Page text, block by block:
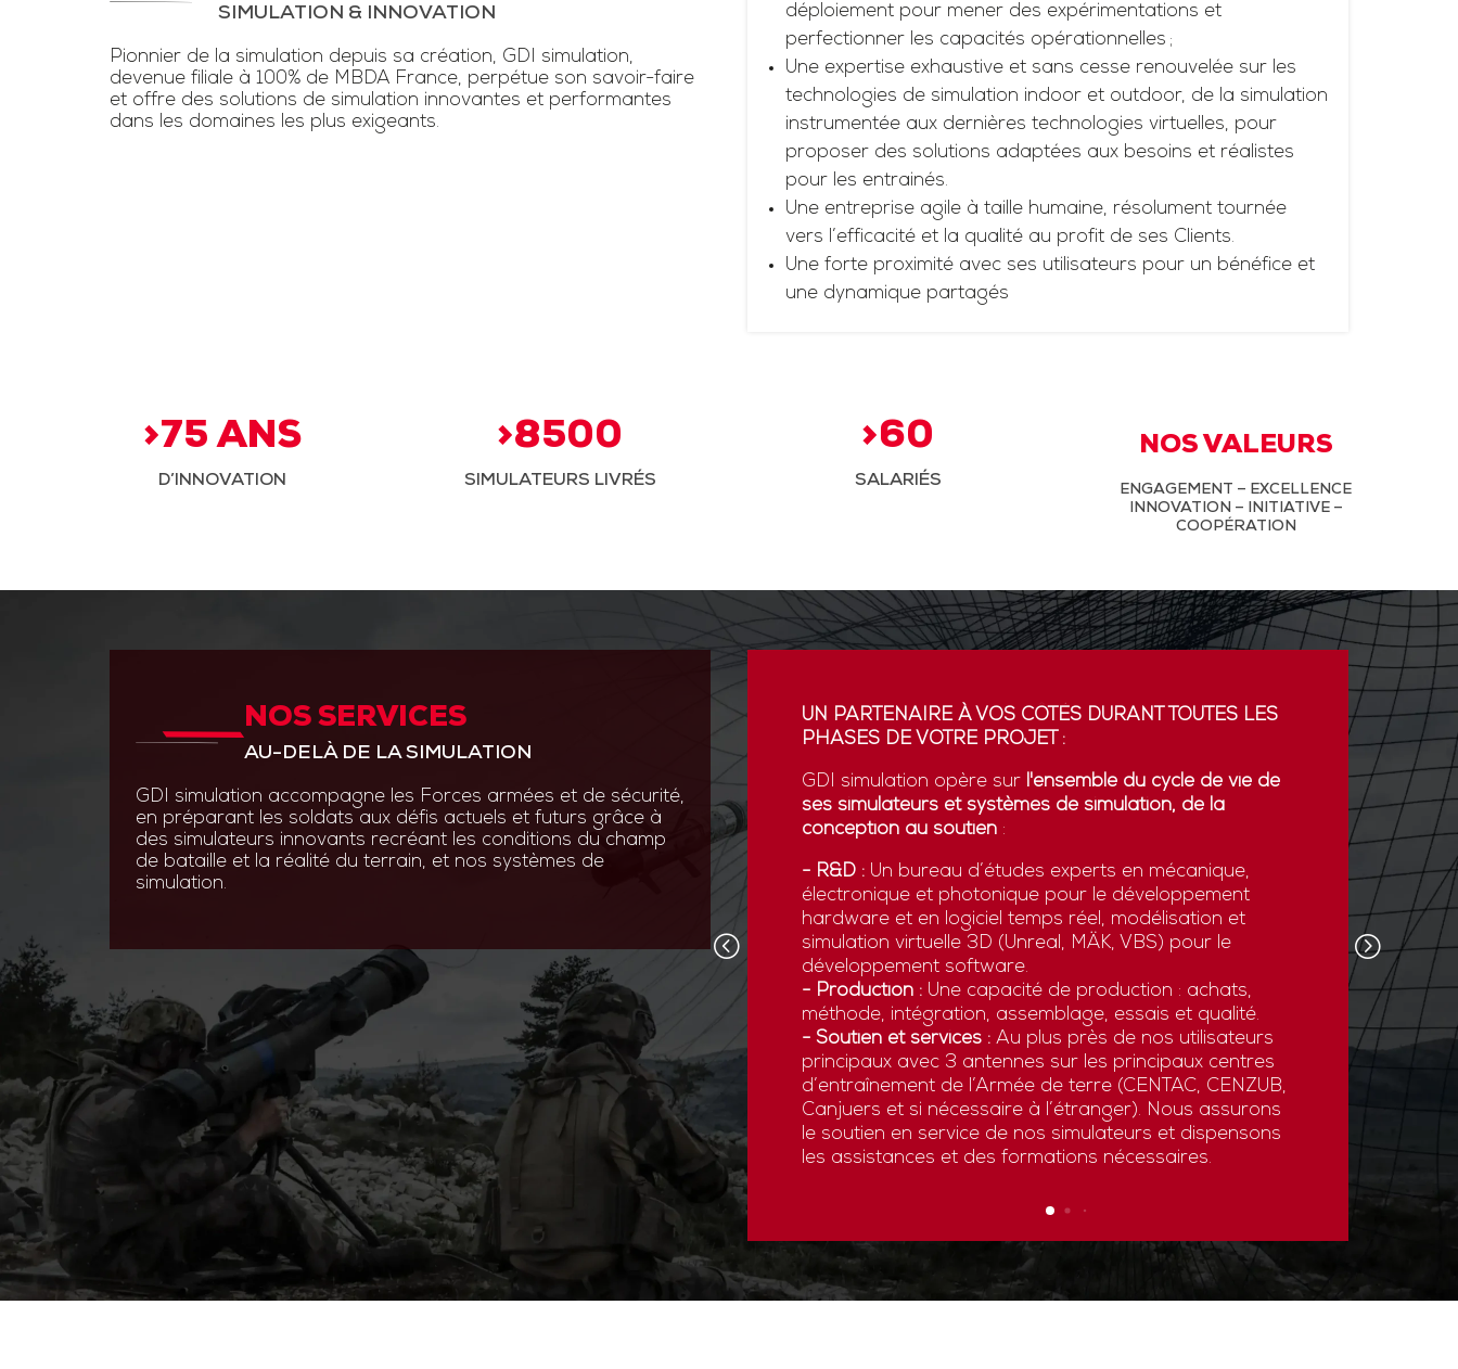
SIMULATION & INNOVATION
Pionnier de la simulation depuis sa création, GDI simulation,
devenue filiale à 100% de MBDA France, perpétue son savoir-faire
et offre des solutions de simulation innovantes et performantes
dans les domaines les plus exigeants.
déploiement pour mener des expérimentations et
perfectionner les capacités opérationnelles ;
Une expertise exhaustive et sans cesse renouvelée sur les
technologies de simulation indoor et outdoor, de la simulation
instrumentée aux dernières technologies virtuelles, pour
proposer des solutions adaptées aux besoins et réalistes
pour les entrainés.
Une entreprise agile à taille humaine, résolument tournée
vers l’efficacité et la qualité au profit de ses Clients.
Une forte proximité avec ses utilisateurs pour un bénéfice et
une dynamique partagés
>75 ANS
D’INNOVATION
>8500
SIMULATEURS LIVRÉS
>60
SALARIÉS
NOS VALEURS
ENGAGEMENT – EXCELLENCE
INNOVATION – INITIATIVE –
COOPÉRATION
NOS SERVICES
AU-DELÀ DE LA SIMULATION
GDI simulation accompagne les Forces armées et de sécurité,
en préparant les soldats aux défis actuels et futurs grâce à
des simulateurs innovants recréant les conditions du champ
de bataille et la réalité du terrain, et nos systèmes de
simulation.
ANTICIPER PAR L’INNOVATION
GDI Simulation place l’innovation au cœur de sa R&D
ingénierie système, optronique, micromécanique et
logiciels.
Grâce à des technologies de pointe comme la réalité
aux contraintes du terrain.
UN PARTENAIRE À VOS CÔTÉS DURANT TOUTES LES
PHASES DE VOTRE PROJET :
GDI simulation opère sur l'ensemble du cycle de vie de
ses simulateurs et systèmes de simulation, de la
conception au soutien :
- R&D : Un bureau d’études experts en mécanique,
électronique et photonique pour le développement
hardware et en logiciel temps réel, modélisation et
simulation virtuelle 3D (Unreal, MÄK, VBS) pour le
développement software.
- Production : Une capacité de production : achats,
méthode, intégration, assemblage, essais et qualité.
- Soutien et services : Au plus près de nos utilisateurs
principaux avec 3 antennes sur les principaux centres
d’entraînement de l’Armée de terre (CENTAC, CENZUB,
Canjuers et si nécessaire à l’étranger). Nous assurons
le soutien en service de nos simulateurs et dispensons
les assistances et des formations nécessaires.
GDI
La
l’export.
GDI
son
et des